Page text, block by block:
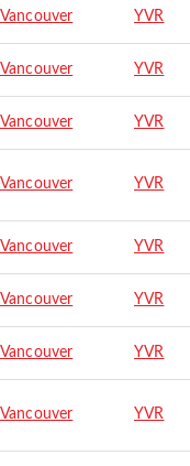
Vancouver YVR
Vancouver YVR
Vancouver YVR
Vancouver YVR
Vancouver YVR
Vancouver YVR
Vancouver YVR
Vancouver YVR